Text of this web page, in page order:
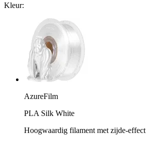
Kleur:
AzureFilm
PLA Silk White
Hoogwaardig filament met zijde-effect